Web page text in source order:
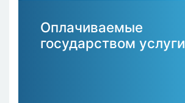
Оплачиваемые
государством услуги